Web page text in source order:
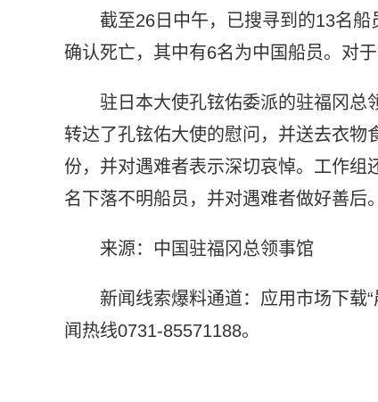
截至26日中午，已搜寻到的13名
确认死亡，其中有6名为中国船员。对
驻日本大使孔铉佑委派的驻福冈总
转达了孔铉佑大使的慰问，并送去衣
份，并对遇难者表示深切哀悼。工作组
名下落不明船员，并对遇难者做好善后。
来源：中国驻福冈总领事馆
新闻线索爆料通道：应用市场下载
闻热线0731-85571188。